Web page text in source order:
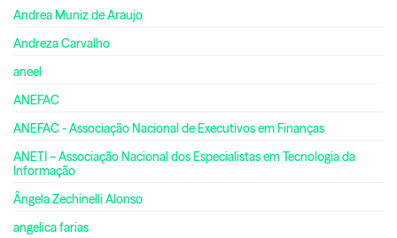
Andrea Muniz de Araujo
Andreza Carvalho
aneel
ANEFAC
ANEFAC - Associação Nacional de Executivos em Finanças
ANETI – Associação Nacional dos Especialistas em Tecnologia da
Informação
Ângela Zechinelli Alonso
angelica farias